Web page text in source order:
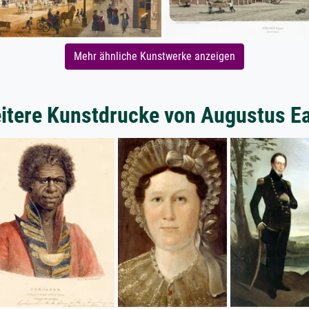
Mehr ähnliche Kunstwerke anzeigen
Kunstdrucke von Augustus